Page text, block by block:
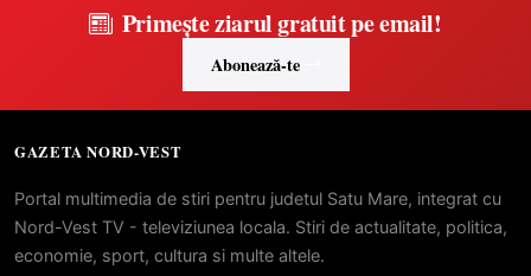
Primește ziarul gratuit pe email!
Abonează-te
GAZETA NORD-VEST
Portal multimedia de stiri pentru judetul Satu Mare, integrat cu
Nord-Vest TV - televiziunea locala. Stiri de actualitate, politica,
economie, sport, cultura si multe altele.